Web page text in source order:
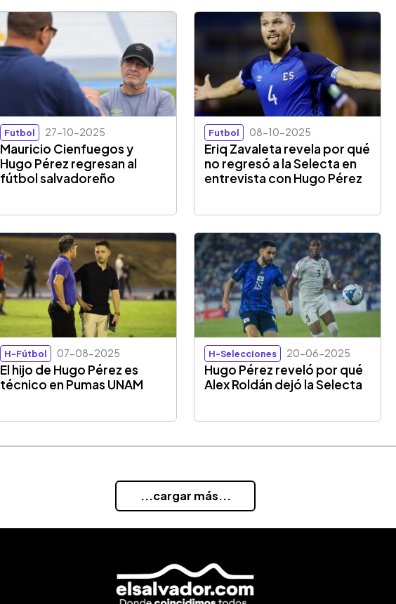
Futbol 27-10-2025
Mauricio Cienfuegos y
Hugo Pérez regresan al
fútbol salvadoreño
Futbol 08-10-2025
Eriq Zavaleta revela por qué
no regresó a la Selecta en
entrevista con Hugo Pérez
H-Fútbol 07-08-2025
El hijo de Hugo Pérez es
técnico en Pumas UNAM
H-Selecciones 20-06-2025
Hugo Pérez reveló por qué
Alex Roldán dejó la Selecta
...cargar más...